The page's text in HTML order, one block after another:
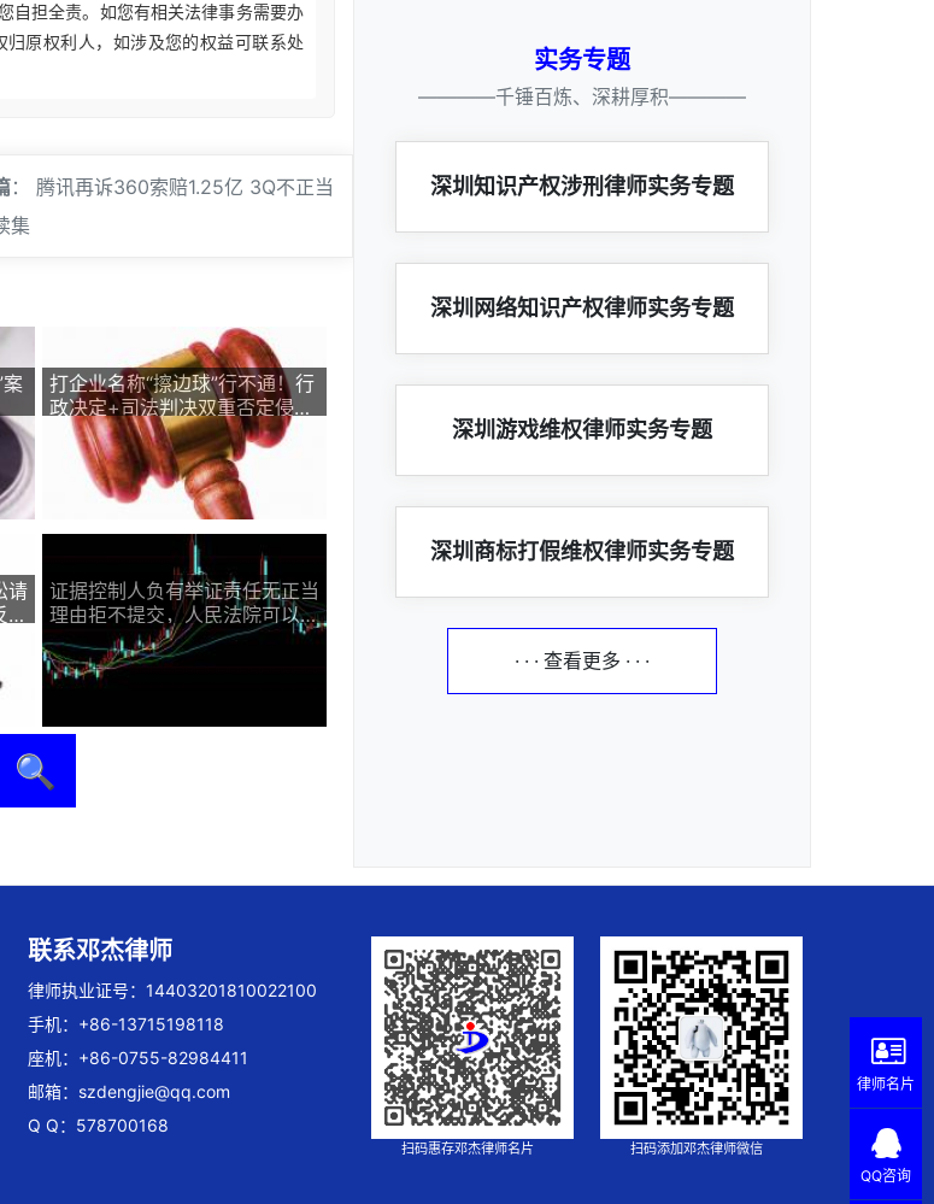
自担全责。如您有相关法律事务需要办
原权利人，如涉及您的权益可联系处
： 腾讯再诉360索赔1.25亿 3Q不正当
集
案
打企业名称“擦边球”行不通！行
政决定+司法判决双重否定侵权
行为
请
证据控制人负有举证责任无正当
理由拒不提交，人民法院可以推
定证据内容不利于证据控制人
🔍
实务专题
————千锤百炼、深耕厚积————
深圳知识产权涉刑律师实务专题
深圳网络知识产权律师实务专题
深圳游戏维权律师实务专题
深圳商标打假维权律师实务专题
· · · 查看更多 · · ·
联系邓杰律师
律师执业证号：14403201810022100
手机：+86-13715198118
座机：+86-0755-82984411
邮箱： szdengjie@qq.com
Q Q：578700168
扫码惠存邓杰律师名片 扫码添加邓杰律师微信
律师名片
QQ咨询